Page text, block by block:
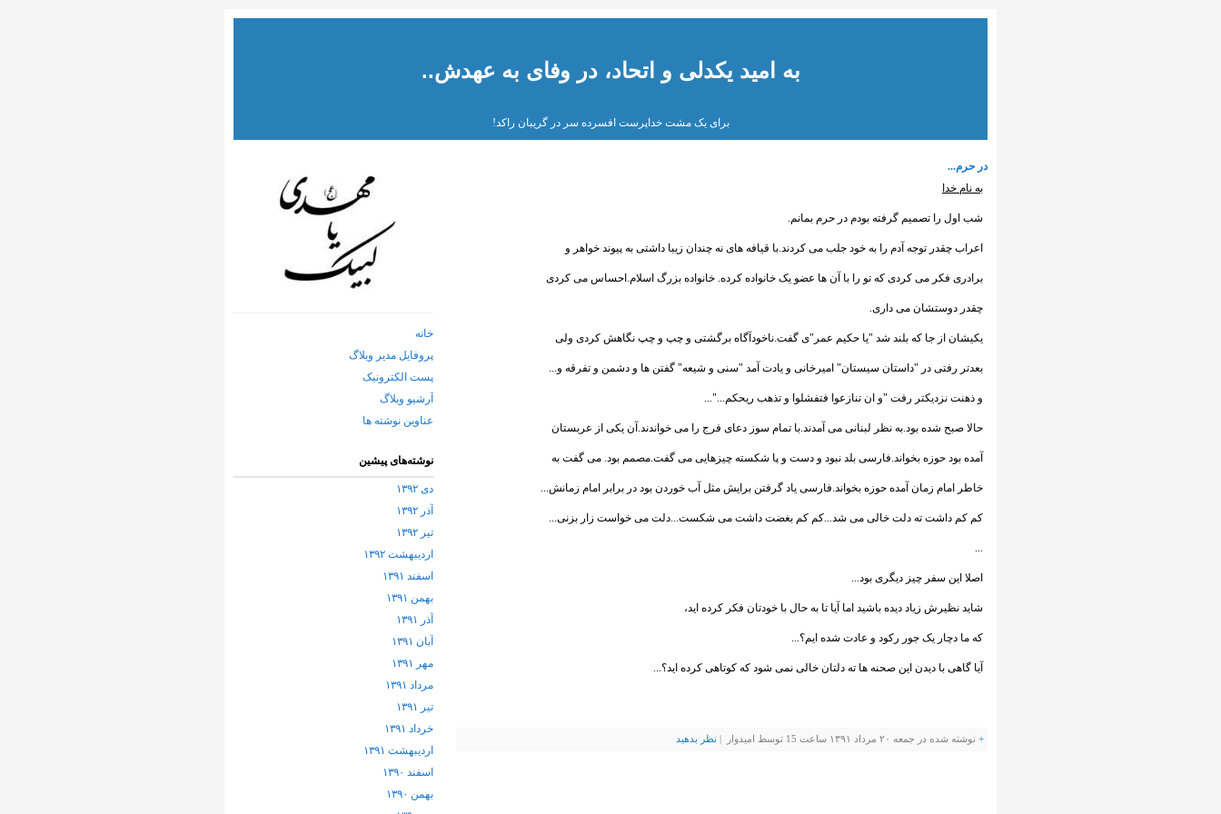
به امید یکدلی و اتحاد، در وفای به عهدش..
برای یک مشت خداپرست افسرده سر در گریبان راکد!
در حرم...
به نام خدا
شب اول را تصمیم گرفته بودم در حرم بمانم.
اعراب چقدر توجه آدم را به خود جلب می کردند.با قیافه های نه چندان زیبا داشتی به پیوند خواهر و
برادری فکر می کردی که تو را با آن ها عضو یک خانواده کرده. خانواده بزرگ اسلام.احساس می کردی
چقدر دوستشان می داری.
یکیشان از جا که بلند شد "یا حکیم عمر"ی گفت.ناخودآگاه برگشتی و چپ و چپ نگاهش کردی ولی
بعدتر رفتی در "داستان سیستان" امیرخانی و یادت آمد "سنی و شیعه" گفتن ها و دشمن و تفرقه و...
و ذهنت نزدیکتر رفت "و ان تنازعوا فتفشلوا و تذهب ریحکم..."...
حالا صبح شده بود.به نظر لبنانی می آمدند.با تمام سوز دعای فرج را می خواندند.آن یکی از عربستان
آمده بود حوزه بخواند.فارسی بلد نبود و دست و پا شکسته چیزهایی می گفت.مصمم بود. می گفت به
خاطر امام زمان آمده حوزه بخواند.فارسی یاد گرفتن برایش مثل آب خوردن بود در برابر امام زمانش...
کم کم داشت ته دلت خالی می شد...کم کم بغضت داشت می شکست...دلت می خواست زار بزنی...
...
اصلا این سفر چیز دیگری بود...
شاید نظیرش زیاد دیده باشید اما آیا تا به حال با خودتان فکر کرده اید،
که ما دچار یک جور رکود و عادت شده ایم؟...
آیا گاهی با دیدن این صحنه ها ته دلتان خالی نمی شود که کوتاهی کرده اید؟...
+ نوشته شده در جمعه ۲۰ مرداد ۱۳۹۱ ساعت 15 توسط امیدوار | نظر بدهيد
خانه
پروفایل مدیر وبلاگ
پست الکترونیک
آرشیو وبلاگ
عناوین نوشته ها
نوشته‌های پیشین
دی ۱۳۹۲
آذر ۱۳۹۲
تیر ۱۳۹۲
اردیبهشت ۱۳۹۲
اسفند ۱۳۹۱
بهمن ۱۳۹۱
آذر ۱۳۹۱
آبان ۱۳۹۱
مهر ۱۳۹۱
مرداد ۱۳۹۱
تیر ۱۳۹۱
خرداد ۱۳۹۱
اردیبهشت ۱۳۹۱
اسفند ۱۳۹۰
بهمن ۱۳۹۰